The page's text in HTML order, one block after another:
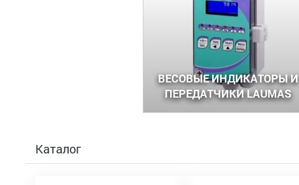
ВЕСОВЫЕ ИНДИКАТОРЫ И
ПЕРЕДАТЧИКИ LAUMAS
Каталог